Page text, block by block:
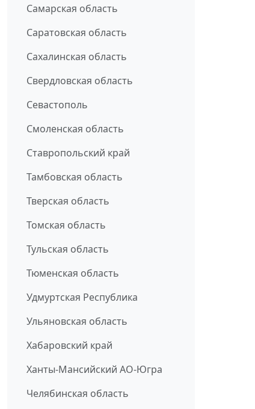
Самарская область
Саратовская область
Сахалинская область
Свердловская область
Севастополь
Смоленская область
Ставропольский край
Тамбовская область
Тверская область
Томская область
Тульская область
Тюменская область
Удмуртская Республика
Ульяновская область
Хабаровский край
Ханты-Мансийский АО-Югра
Челябинская область